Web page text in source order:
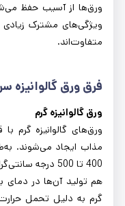
ورق‌ها از آسیب حفظ
ویژگی‌های مشترک زیادی
متفاوت‌اند.
فرق ورق گالوانیزه
ورق گالوانیزه گرم
ورق‌های گالوانیزه گرم
مذاب ایجاد می‌شوند.
400 تا 500
هم تولید آن‌ها در دمای
گرم به دلیل تحمل